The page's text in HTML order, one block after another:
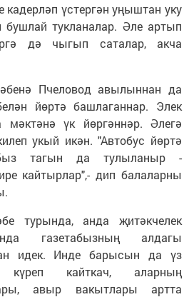
үстергән уңыштан уку
бушлай тукланалар. Әле артып
дә чыгып саталар, акча
Пчеловод авылыннан да
йөртә башлаганнар. Элек
үк йөргәннәр. Әлегә
укый икән. "Автобус йөртә
тагын да тулыланыр -
кайтырлар",- дип балаларны
турында, анда җитәкчелек
газетабызның алдагы
идек. Инде барысын да үз
күреп кайткач, аларның
авыр вакытлары артта